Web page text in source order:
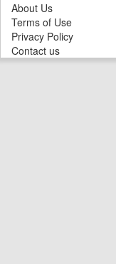
About Us
Terms of Use
Privacy Policy
Contact us